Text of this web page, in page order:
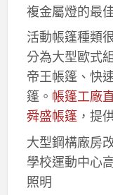
複金屬燈的最
活動帳篷種類
分為大型歐式
帝王帳篷、快
篷。 帳篷工廠
舜盛帳篷，提
大型鋼構廠房
學校運動中心
照明